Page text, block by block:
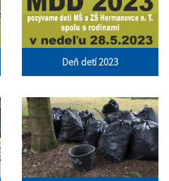
Deň detí 2023